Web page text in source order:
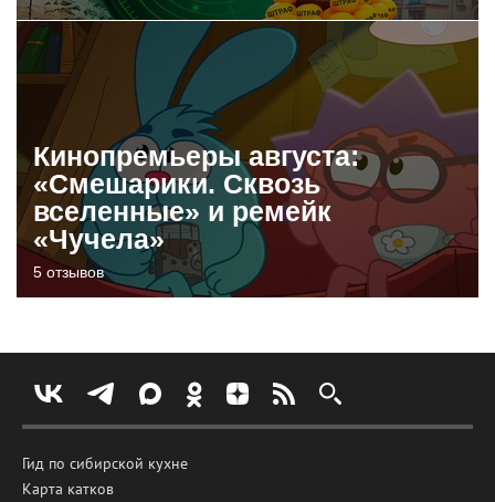
Кинопремьеры августа:
«Смешарики. Сквозь
вселенные» и ремейк
«Чучела»
5 отзывов
Гид по сибирской кухне
Карта катков